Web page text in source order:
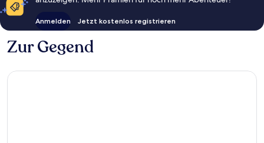
Anmelden Jetzt kostenlos registrieren
Zur Gegend